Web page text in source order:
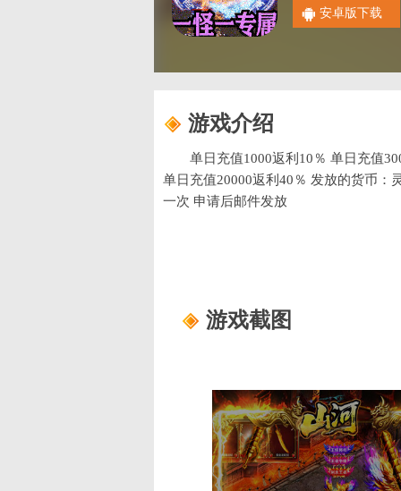
安卓版下载
游戏介绍
单日充值1000返利10％ 单日充值
单日充值20000返利40％ 发放的货币：
一次 申请后邮件发放
游戏截图